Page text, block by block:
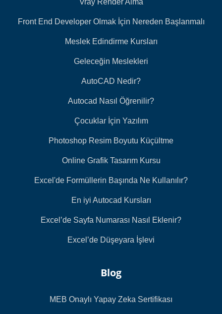
Front End Developer Olmak İçin Nereden Başlanmalı
Meslek Edindirme Kursları
Geleceğin Meslekleri
AutoCAD Nedir?
Autocad Nasıl Öğrenilir?
Çocuklar İçin Yazılım
Photoshop Resim Boyutu Küçültme
Online Grafik Tasarım Kursu
Excel'de Formüllerin Başında Ne Kullanılır?
En iyi Autocad Kursları
Excel’de Sayfa Numarası Nasıl Eklenir?
Excel’de Düşeyara İşlevi
Blog
MEB Onaylı Yapay Zeka Sertifikası